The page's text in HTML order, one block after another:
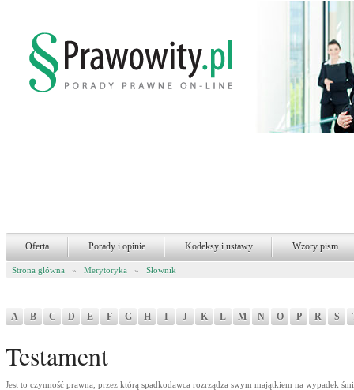
Oferta Porady i opinie Kodeksy i ustawy Wzory pism
Strona glówna » Merytoryka » Słownik
A B C D E F G H I J K L M N O P R S
Testament
Jest to czynność prawna, przez którą spadkodawca rozrządza swym majątkiem na wypadek